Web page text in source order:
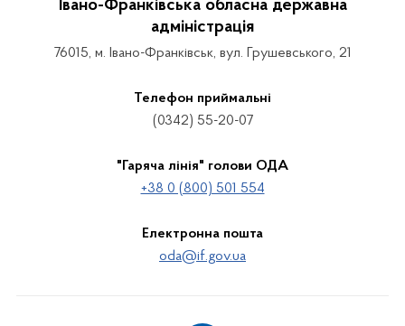
Івано-Франківська обласна державна
адміністрація
76015, м. Івано-Франківськ, вул. Грушевського, 21
Телефон приймальні
(0342) 55-20-07
"Гаряча лінія" голови ОДА
+38 0 (800) 501 554
Електронна пошта
oda@if.gov.ua